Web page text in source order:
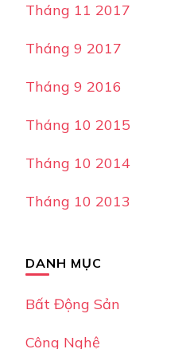
Tháng 11 2017
Tháng 9 2017
Tháng 9 2016
Tháng 10 2015
Tháng 10 2014
Tháng 10 2013
DANH MỤC
Bất Động Sản
Công Nghệ